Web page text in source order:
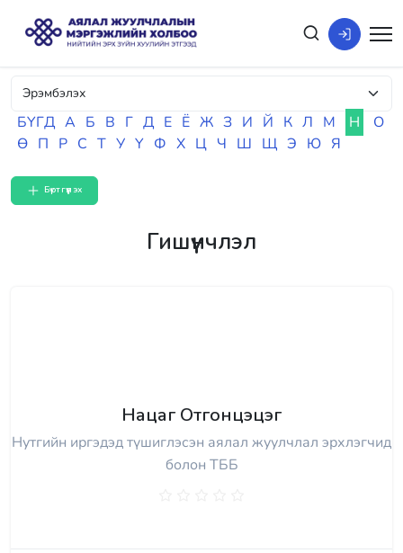
БҮГД А Б В Г Д Е Ё Ж З И Й К Л М Н
О
Ө П Р С Т У Ү Ф Х Ц Ч Ш Щ Э Ю Я
Бүртгүүлэх
Гишүүнчлэл
Нацаг Отгонцэцэг
Нутгийн иргэдэд түшиглэсэн аялал жуулчлал эрхлэгчид
болон ТББ